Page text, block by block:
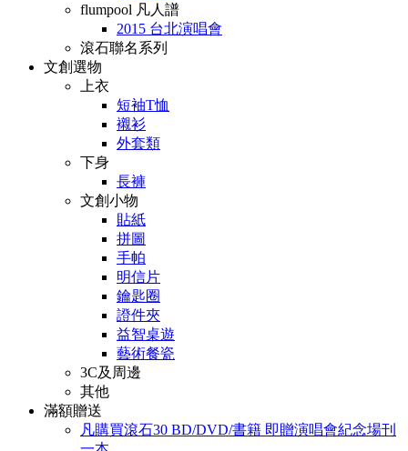
flumpool 凡人譜
2015 台北演唱會
滾石聯名系列
文創選物
上衣
短袖T恤
襯衫
外套類
下身
長褲
文創小物
貼紙
拼圖
手帕
明信片
鑰匙圈
證件夾
益智桌遊
藝術餐瓷
3C及周邊
其他
滿額贈送
凡購買滾石30 BD/DVD/書籍 即贈演唱會紀念場刊